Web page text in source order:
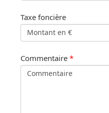
Taxe foncière
Commentaire *